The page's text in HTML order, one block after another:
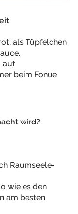
als Tüpfelchen
auf
beim Fonue
wird?
Raumseele-
wie es den
am besten